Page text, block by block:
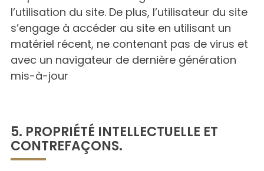
l’utilisation du site. De plus, l’utilisateur du site
s’engage à accéder au site en utilisant un
matériel récent, ne contenant pas de virus et
avec un navigateur de dernière génération
mis-à-jour
5. PROPRIÉTÉ INTELLECTUELLE ET
CONTREFAÇONS.